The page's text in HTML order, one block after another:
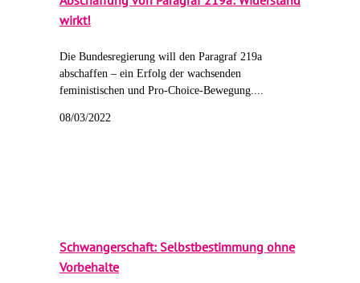
wirkt!
Die Bundesregierung will den Paragraf 219a
abschaffen – ein Erfolg der wachsenden
feministischen und Pro-Choice-Bewegung....
08/03/2022
Schwangerschaft: Selbstbestimmung ohne
Vorbehalte